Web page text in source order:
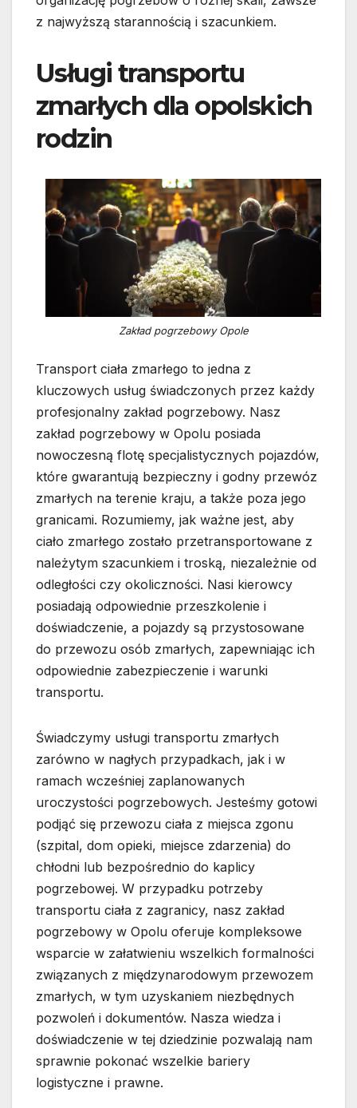
z najwyższą starannością i szacunkiem.
Usługi transportu
zmarłych dla opolskich
rodzin
Zakład pogrzebowy Opole
Transport ciała zmarłego to jedna z
kluczowych usług świadczonych przez każdy
profesjonalny zakład pogrzebowy. Nasz
zakład pogrzebowy w Opolu posiada
nowoczesną flotę specjalistycznych pojazdów,
które gwarantują bezpieczny i godny przewóz
zmarłych na terenie kraju, a także poza jego
granicami. Rozumiemy, jak ważne jest, aby
ciało zmarłego zostało przetransportowane z
należytym szacunkiem i troską, niezależnie od
odległości czy okoliczności. Nasi kierowcy
posiadają odpowiednie przeszkolenie i
doświadczenie, a pojazdy są przystosowane
do przewozu osób zmarłych, zapewniając ich
odpowiednie zabezpieczenie i warunki
transportu.
Świadczymy usługi transportu zmarłych
zarówno w nagłych przypadkach, jak i w
ramach wcześniej zaplanowanych
uroczystości pogrzebowych. Jesteśmy gotowi
podjąć się przewozu ciała z miejsca zgonu
(szpital, dom opieki, miejsce zdarzenia) do
chłodni lub bezpośrednio do kaplicy
pogrzebowej. W przypadku potrzeby
transportu ciała z zagranicy, nasz zakład
pogrzebowy w Opolu oferuje kompleksowe
wsparcie w załatwieniu wszelkich formalności
związanych z międzynarodowym przewozem
zmarłych, w tym uzyskaniem niezbędnych
pozwoleń i dokumentów. Nasza wiedza i
doświadczenie w tej dziedzinie pozwalają nam
sprawnie pokonać wszelkie bariery
logistyczne i prawne.